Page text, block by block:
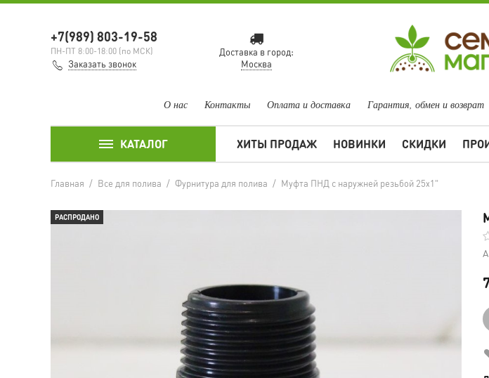
+7(989) 803-19-58
ПН-ПТ 8:00-18:00 (по МСК)
Заказать звонок
Доставка в город:
Москва
О нас Контакты Оплата и доставка Гарантия, обмен и возврат
КАТАЛОГ ХИТЫ ПРОДАЖ НОВИНКИ СКИДКИ
Главная / Все для полива / Фурнитура для полива / Муфта ПНД с наружней резьбой 25х1"
РАСПРОДАНО